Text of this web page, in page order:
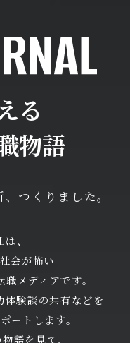
る
物語
つくりました。
、
会が怖い」
メディアです。
験談の共有などを
ートします。
語を見て、